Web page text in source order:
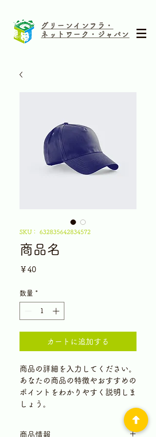
グリーンインフラ・
ネットワーク・ジャパン
SKU： 632835642834572
商品名
￥40価
数量 *
カートに追加する
商品の詳細を入力してください。
あなたの商品の特徴やおすすめの
ポイントをわかりやすく説明しま
しょう。
商品情報